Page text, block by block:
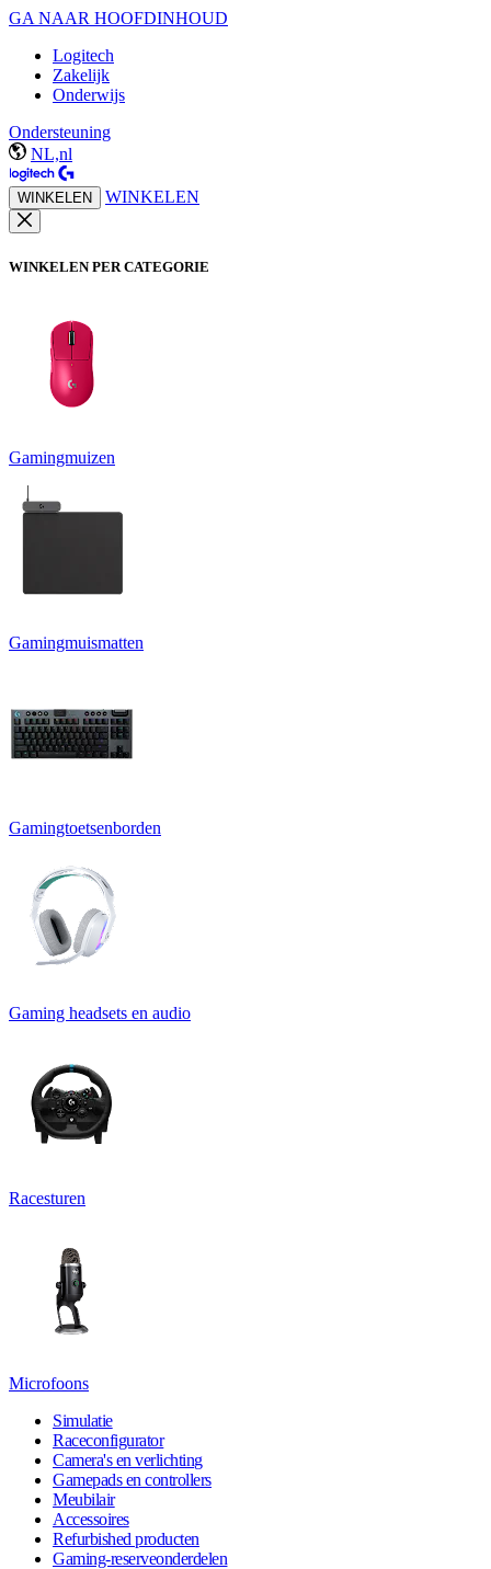
GA NAAR HOOFDINHOUD
Logitech
Zakelijk
Onderwijs
Ondersteuning
NL,nl
WINKELEN WINKELEN
WINKELEN PER CATEGORIE
Gamingmuizen
Gamingmuismatten
Gamingtoetsenborden
Gaming headsets en audio
Racesturen
Microfoons
Simulatie
Raceconfigurator
Camera's en verlichting
Gamepads en controllers
Meubilair
Accessoires
Refurbished producten
Gaming-reserveonderdelen